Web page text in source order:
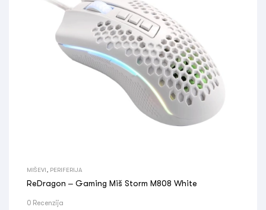
MIŠEVI PERIFERIJA
ReDragon – Gaming Miš Storm M808 White
0 Recenzija